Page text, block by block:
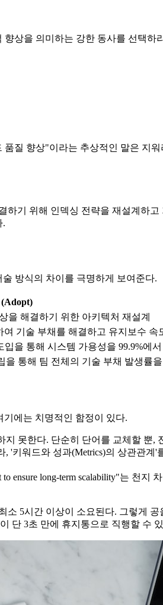
향상을 의미하는 강한 동사를 선택하
질 향상"이라는 추상적인 말은 지
기 위해 인덱싱 전략을 재설계하
.
방식의 차이를 극명하게 보여준다.
을 해결하기 위한 아키텍처 재설계
여 기술 부채를 해결하고 유지보수 속
을 통해 시스템 가용성을 99.9%에서
통해 팀 전체의 기술 부채 발생률을
기에는 치명적인 함정이 있다.
못한다. 단순히 단어를 교체할 뿐,
'키워드와 성과(Metrics)의 상관관
to ensure long-term scalability"는
5시간 이상이 소요된다. 그렇게
단 3초 만에 휴지통으로 직행할 수